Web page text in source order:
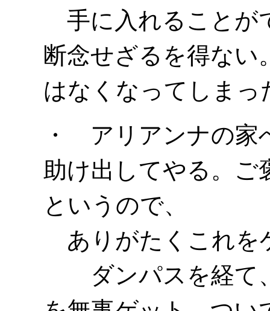
手に入れることが
断念せざるを得ない
はなくなってしまっ
・ アリアンナの家
助け出してやる。ご
というので、
ありがたくこれを
ダンパスを経て